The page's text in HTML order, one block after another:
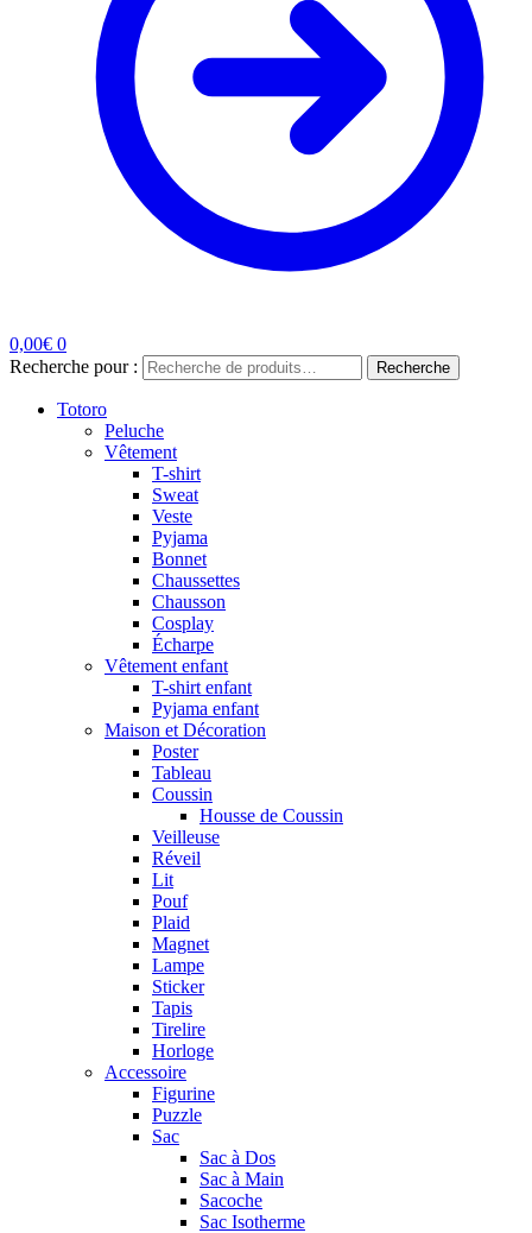
0,00€ 0
Recherche pour :
Recherche
Totoro
Peluche
Vêtement
T-shirt
Sweat
Veste
Pyjama
Bonnet
Chaussettes
Chausson
Cosplay
Écharpe
Vêtement enfant
T-shirt enfant
Pyjama enfant
Maison et Décoration
Poster
Tableau
Coussin
Housse de Coussin
Veilleuse
Réveil
Lit
Pouf
Plaid
Magnet
Lampe
Sticker
Tapis
Tirelire
Horloge
Accessoire
Figurine
Puzzle
Sac
Sac à Dos
Sac à Main
Sacoche
Sac Isotherme